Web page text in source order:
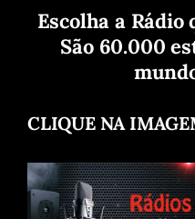
Escolha a
São 60.000
CLIQUE NA